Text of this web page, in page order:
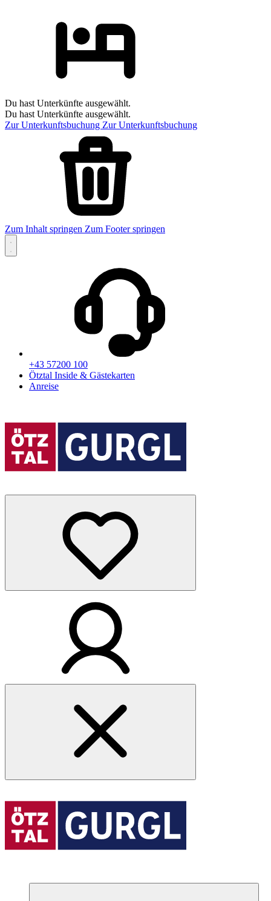
Du hast Unterkünfte ausgewählt.
Du hast Unterkünfte ausgewählt.
Zur Unterkunftsbuchung Zur Unterkunftsbuchung
Zum Inhalt springen Zum Footer springen
+43 57200 100
Ötztal Inside & Gästekarten
Anreise